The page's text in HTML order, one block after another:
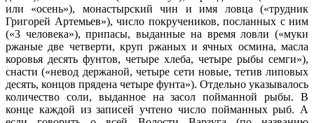
или «осень»), монастырский чин и имя ловца («трудник
Григорей Артемьев»), число покручеников, посланных с ним
(«3 человека»), припасы, выданные на время ловли («муки
ржаные две четверти, круп ржаных и ячных осмина, масла
коровья десять фунтов, четыре хлеба, четыре рыбы семги»),
снасти («невод держаной, четыре сети новые, тетив липовых
десять, концов прядена четыре фунта»). Отдельно указывалось
количество соли, выданное на засол пойманной рыбы. В
конце каждой из записей учтено число пойманных рыб. А